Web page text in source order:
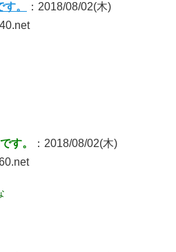
。
：2018/08/02(木)
す。
：2018/08/02(木)